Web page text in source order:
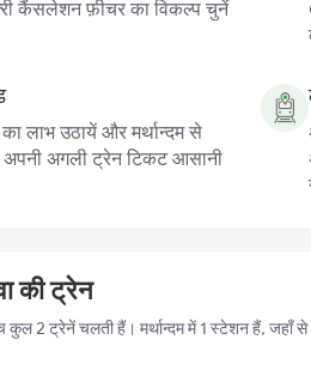
कैंसलेशन फ़ीचर का विकल्प चुनें
लाभ उठायें और मर्थान्दम से
अगली ट्रेन टिकट आसानी
की ट्रेन
कुल 2 ट्रेनें चलती हैं। मर्थान्दम में 1 स्टेशन हैं,